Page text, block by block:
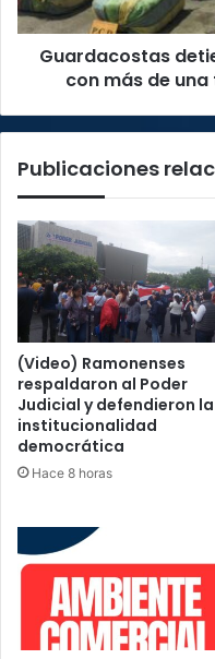
una
tonelada
marihuana
Guardacostas
con más de
Publicaciones
(Video) Ramonenses
respaldaron al Poder
Judicial y defendieron la
institucionalidad
democrática
Hace 8 horas